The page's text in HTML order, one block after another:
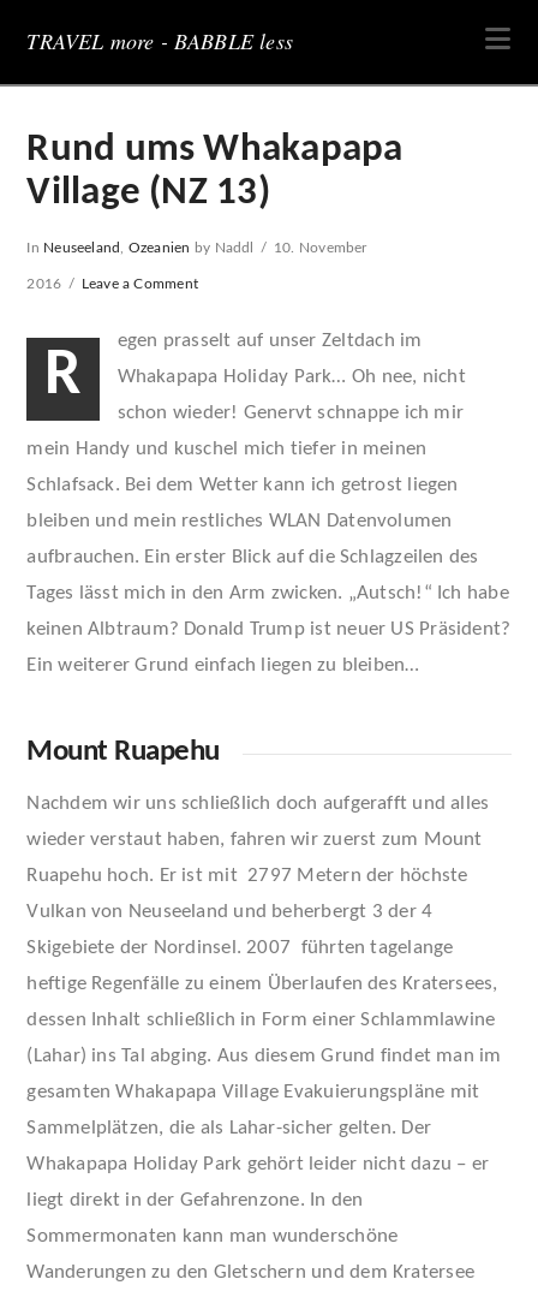
TRAVEL more - BABBLE less
Rund ums Whakapapa
Village (NZ 13)
In Neuseeland Ozeanien by Naddl 10. November
2016 Leave a Comment
R
egen prasselt auf unser Zeltdach im
Whakapapa Holiday Park… Oh nee, nicht
schon wieder! Genervt schnappe ich mir
mein Handy und kuschel mich tiefer in meinen
Schlafsack. Bei dem Wetter kann ich getrost liegen
bleiben und mein restliches WLAN Datenvolumen
aufbrauchen. Ein erster Blick auf die Schlagzeilen des
Tages lässt mich in den Arm zwicken. „Autsch!“ Ich habe
keinen Albtraum? Donald Trump ist neuer US Präsident?
Ein weiterer Grund einfach liegen zu bleiben…
Mount Ruapehu
Nachdem wir uns schließlich doch aufgerafft und alles
wieder verstaut haben, fahren wir zuerst zum Mount
Ruapehu hoch. Er ist mit 2797 Metern der höchste
Vulkan von Neuseeland und beherbergt 3 der 4
Skigebiete der Nordinsel. 2007 führten tagelange
heftige Regenfälle zu einem Überlaufen des Kratersees,
dessen Inhalt schließlich in Form einer Schlammlawine
(Lahar) ins Tal abging. Aus diesem Grund findet man im
gesamten Whakapapa Village Evakuierungspläne mit
Sammelplätzen, die als Lahar-sicher gelten. Der
Whakapapa Holiday Park gehört leider nicht dazu – er
liegt direkt in der Gefahrenzone. In den
Sommermonaten kann man wunderschöne
Wanderungen zu den Gletschern und dem Kratersee